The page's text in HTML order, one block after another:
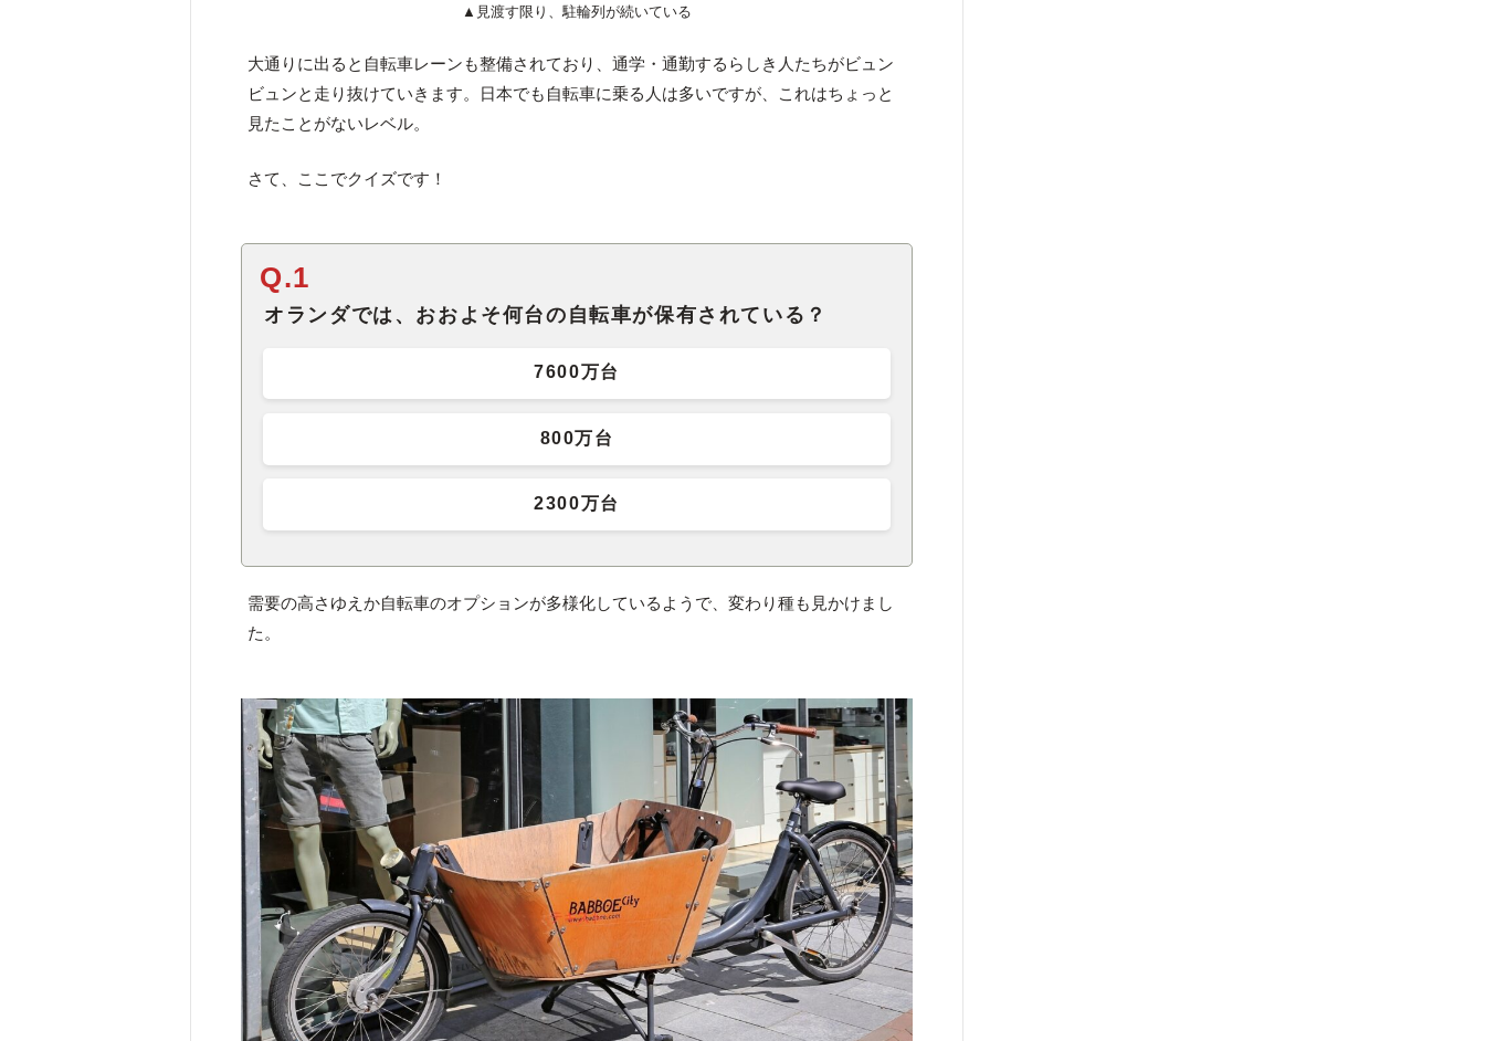
▲見渡す限り、駐輪列が続いている
大通りに出ると自転車レーンも整備されており、通学・通勤するらしき人たちがビュン
ビュンと走り抜けていきます。日本でも自転車に乗る人は多いですが、これはちょっと
見たことがないレベル。
さて、ここでクイズです！
Q.1
オランダでは、おおよそ何台の自転車が保有されている？
7600万台
800万台
2300万台
需要の高さゆえか自転車のオプションが多様化しているようで、変わり種も見かけまし
た。